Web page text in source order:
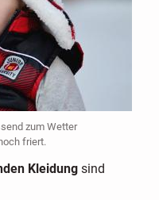
zum Wetter
friert.
Kleidungsind